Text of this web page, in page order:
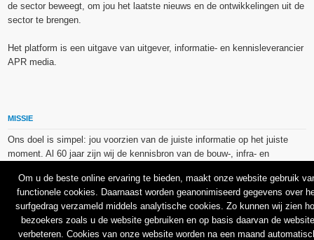
de sector beweegt, om jou het laatste nieuws en de ontwikkelingen uit de
sector te brengen.
Het platform is een uitgave van uitgever, informatie- en kennisleverancier
APR media.
MISSIE
Ons doel is simpel: jou voorzien van de juiste informatie op het juiste
moment. Al 60 jaar zijn wij de kennisbron van de bouw-, infra- en
De op dit platform gebruikte afbeeldingen, illustraties en foto’s zijn ofwel
vrij van rechten verkregen via de bron van het betreffende bericht, of
binnen de aan APR media (groep) of BU media verschafte licentie(s) en
de daarmee verkregen rechten aangekocht bij Shutterstock en/of 123RF.
Om u de beste online ervaring te bieden, maakt onze website gebruik
functionele cookies. Daarnaast worden geanonimiseerd gegevens over
surfgedrag verzameld middels analytische cookies. Zo kunnen wij zien
bezoekers zoals u de website gebruiken en op basis daarvan de website
verbeteren. Cookies van onze website worden na een maand